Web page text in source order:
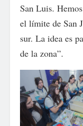
San Luis.
el límite de San
sur. La idea es
de la zona”.